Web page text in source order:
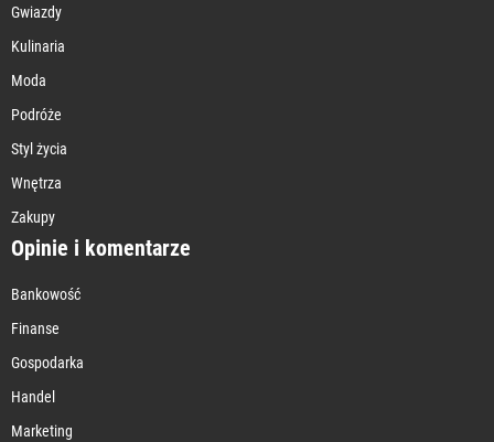
Gwiazdy
Kulinaria
Moda
Podróże
Styl życia
Wnętrza
Zakupy
Opinie i komentarze
Bankowość
Finanse
Gospodarka
Handel
Marketing